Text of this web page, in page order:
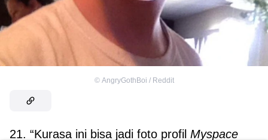
© AngryGothBoi / Reddit
21. “Kurasa ini bisa jadi foto profil Myspace